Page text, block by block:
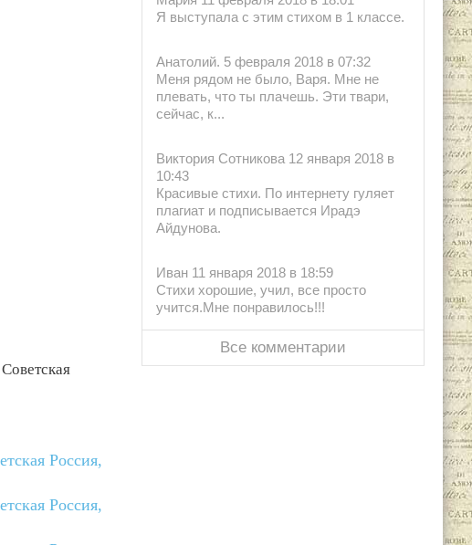
Россия,
Россия,
Я выступала с этим стихом в 1 классе.
Анатолий. 5 февраля 2018 в 07:32
Меня рядом не было, Варя. Мне не
плевать, что ты плачешь. Эти твари,
сейчас, к...
Виктория Сотникова 12 января 2018 в
10:43
Красивые стихи. По интернету гуляет
плагиат и подписывается Ирадэ
Айдунова.
Иван 11 января 2018 в 18:59
Стихи хорошие, учил, все просто
учится.Мне понравилось!!!
Все комментарии